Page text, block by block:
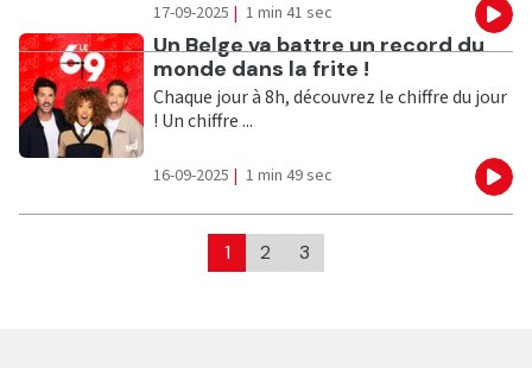
17-09-2025 | 1 min 41 sec
Ecouter
Un Belge va battre un record du
monde dans la frite !
Chaque jour à 8h, découvrez le chiffre du jour
! Un chiffre ...
16-09-2025 | 1 min 49 sec
1 2 3